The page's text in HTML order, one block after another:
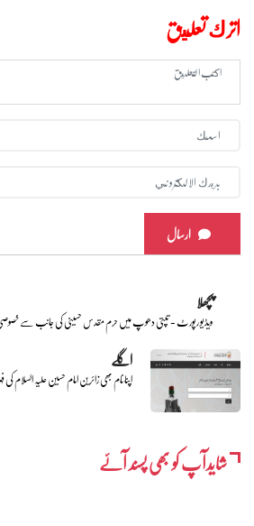
اترك تعليق
ارسال
پچھلا
ویڈیو رپورٹ - تپتی دھوپ میں حرم مقدس حسینی کی جانب سے
اگلے
اپنا نام بھی زائرین امام حسین علیہ
شایدآپ کو بھی پسند آئے